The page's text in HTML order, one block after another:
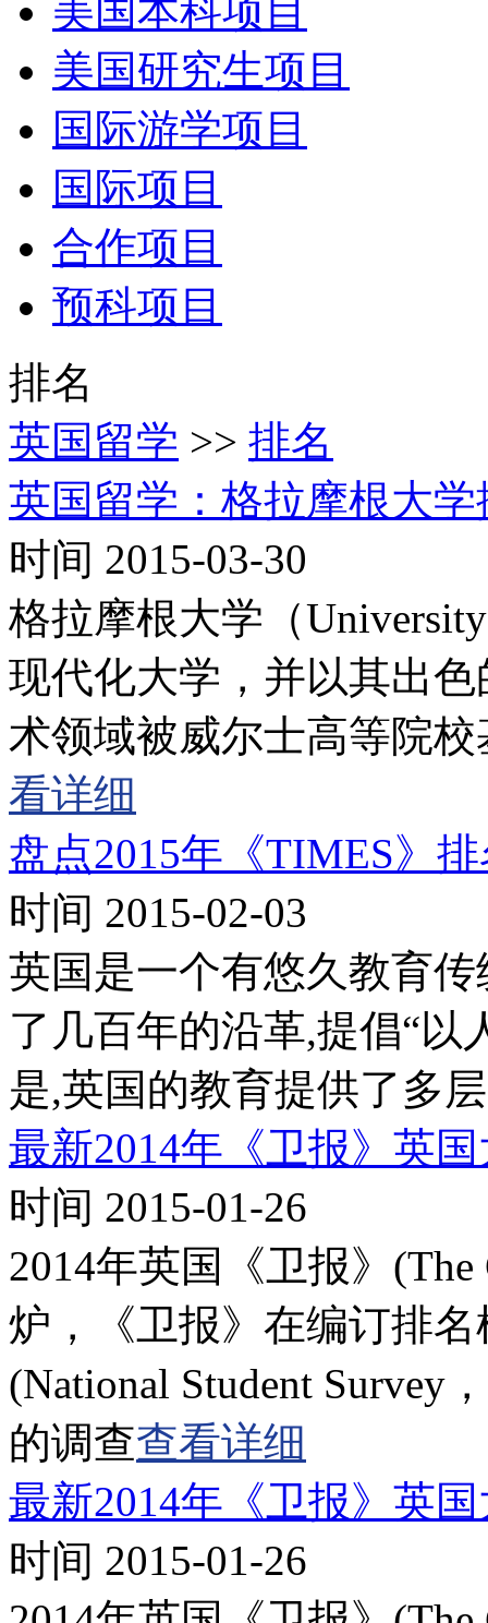
美国本科项目
美国研究生项目
国际游学项目
国际项目
合作项目
预科项目
排名
英国留学 >> 排名
英国留学：格拉摩根大
时间 2015-03-30
格拉摩根大学（
现代化大学，并以其出
术领域被威尔士高等院
看详细
盘点2015年《TIMES》
时间 2015-02-03
英国是一个有悠久教育
了几百年的沿革,提倡“以
是,英国的教育提供了多
最新2014年《卫报》英
时间 2015-01-26
2014年英国《卫报》
炉，《卫报》在编订排
(National Student Survey
的调查查看详细
最新2014年《卫报》英
时间 2015-01-26